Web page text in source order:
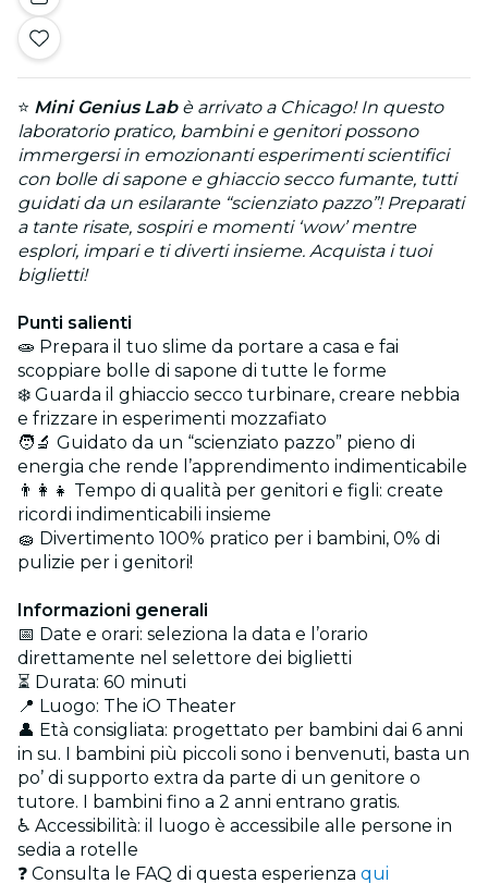
⭐ Mini Genius Labè arrivato a Chicago! In questo
laboratorio pratico, bambini e genitori possono
immergersi in emozionanti esperimenti scientifici
con bolle di sapone e ghiaccio secco fumante, tutti
guidati da un esilarante “scienziato pazzo”! Preparati
a tante risate, sospiri e momenti ‘wow’ mentre
esplori, impari e ti diverti insieme. Acquista i tuoi
biglietti!
Punti salienti
🧫 Prepara il tuo slime da portare a casa e fai
scoppiare bolle di sapone di tutte le forme
❄️ Guarda il ghiaccio secco turbinare, creare nebbia
e frizzare in esperimenti mozzafiato
🧑‍🔬 Guidato da un “scienziato pazzo” pieno di
energia che rende l’apprendimento indimenticabile
👨‍👩‍👧 Tempo di qualità per genitori e figli: create
ricordi indimenticabili insieme
🧽 Divertimento 100% pratico per i bambini, 0% di
pulizie per i genitori!
Informazioni generali
📅 Date e orari: seleziona la data e l’orario
direttamente nel selettore dei biglietti
⏳ Durata: 60 minuti
📍 Luogo: The iO Theater
👤 Età consigliata: progettato per bambini dai 6 anni
in su. I bambini più piccoli sono i benvenuti, basta un
po’ di supporto extra da parte di un genitore o
tutore. I bambini fino a 2 anni entrano gratis.
♿ Accessibilità: il luogo è accessibile alle persone in
sedia a rotelle
❓ Consulta le FAQ di questa esperienza qui